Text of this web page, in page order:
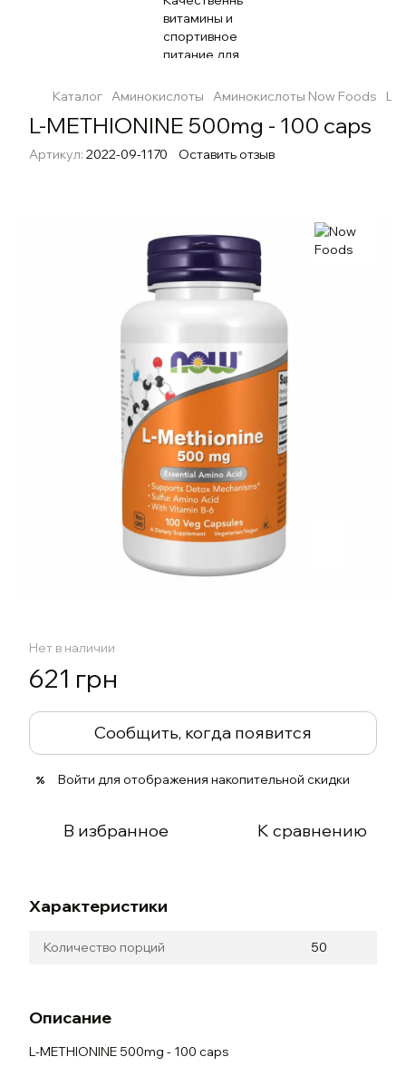
Каталог Аминокислоты Аминокислоты Now Foods L-
L-METHIONINE 500mg - 100 caps
Артикул: 2022-09-1170 Оставить отзыв
Нет в наличии
621 грн
Сообщить, когда появится
% Войти для отображения накопительной скидки
В избранное К сравнению
Характеристики
Количество порций 50
Описание
L-METHIONINE 500mg - 100 caps